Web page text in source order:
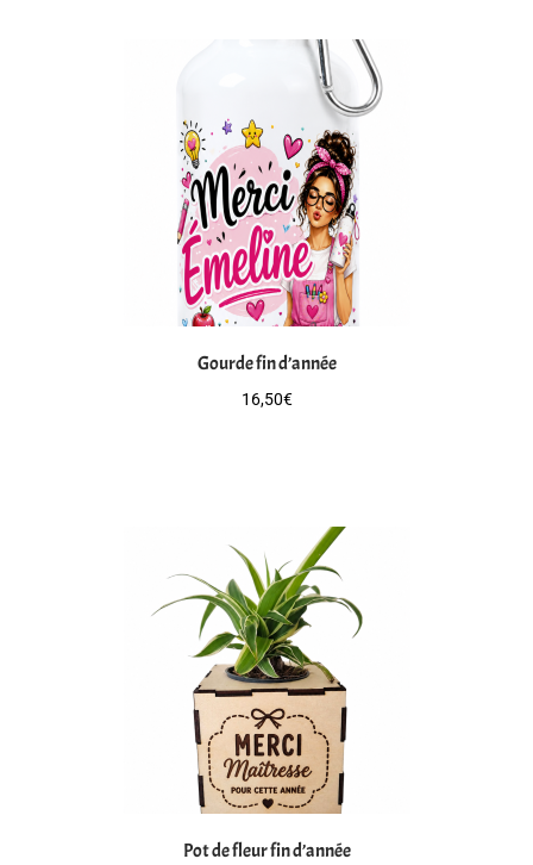
Gourde fin d’année
16,50€
Pot de fleur fin d’année